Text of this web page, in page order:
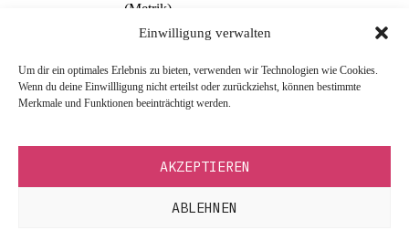
Einwilligung verwalten
Um dir ein optimales Erlebnis zu bieten, verwenden wir Technologien wie Cookies.
Wenn du deine Einwillligung nicht erteilst oder zurückziehst, können bestimmte
Merkmale und Funktionen beeinträchtigt werden.
AKZEPTIEREN
ABLEHNEN
(Metrik)
> beinhaltet_Information >
Unlinked Brand Mentions
(Text/Daten)
> erfasst > Suchverhalten in den SERPs (Ereignis)
> beinhaltet_Information > CTR / Click-
Through-Rate (Klickrate auf das